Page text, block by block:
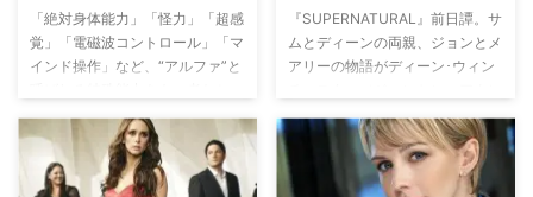
「絶対身体能力」「怪力」「超感
覚」「電磁波コントロール」「マ
インド操作」など、“アルファ”と
い怪事件・異常現象を調査する。
だがそんな事件の裏では、謎のテ
ロ組織“赤い旗”が暗躍していた。
『SUPERNATURAL』前日譚。サ
ムとディーンの両親、ジョンとメ
アリーの物語がディーン･ウィン
ン・ウィンチェスター（ドレイ
ク･ロジャー）とメアリー･キャン
ベル（メグ・ドネリー）がどのよ